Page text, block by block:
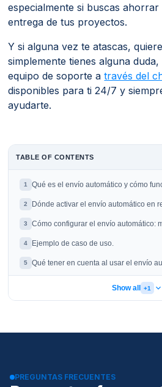
especialmente si buscas
entrega de tus proyectos.
Y si alguna vez te atascas,
simplemente tienes alguna
equipo de soporte através del
disponibles para ti 24/7 y
ayudarte.
TABLE OF CONTENTS
1 Qué es el envío automático y cómo
2 Dónde activar el envío automático en
3 Cómo configurar el envío automático:
4 Ejemplo de caso de uso.
5 Qué tener en cuenta al usar el envío
Show all +1
PREGUNTAS FRECUENTES